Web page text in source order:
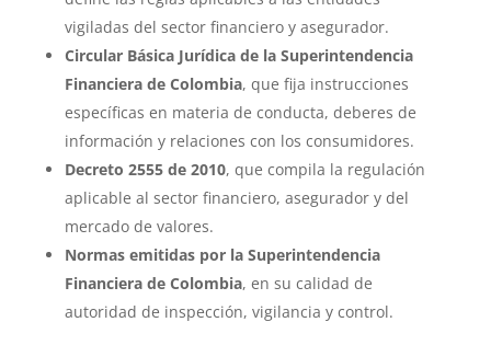
vigiladas del sector financiero y asegurador.
Circular Básica Jurídica de la Superintendencia
Financiera de Colombia, que fija instrucciones
específicas en materia de conducta, deberes de
información y relaciones con los consumidores.
Decreto 2555 de 2010, que compila la regulación
aplicable al sector financiero, asegurador y del
mercado de valores.
Normas emitidas por la Superintendencia
Financiera de Colombia, en su calidad de
autoridad de inspección, vigilancia y control.